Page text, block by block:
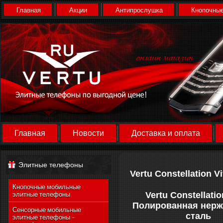
Главная Акции Антипрослушка
Главная Новости Доставка и оплата
Элитные телефоны
Кнопочные мобильные
элитные телефоны
Сенсорные мобильные
элитные телефоны -
Vertu Constellation
Vertu
Полированная
сталь